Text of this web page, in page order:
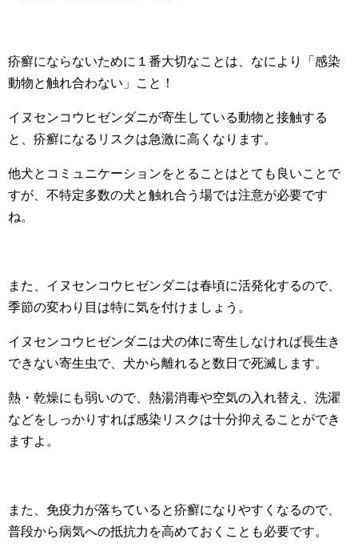
疥癬にならないために１番大切なことは、なにより「感染
動物と触れ合わない」こと！
イヌセンコウヒゼンダニが寄生している動物と接触する
と、疥癬になるリスクは急激に高くなります。
他犬とコミュニケーションをとることはとても良いことで
すが、不特定多数の犬と触れ合う場では注意が必要です
ね。
また、イヌセンコウヒゼンダニは春頃に活発化するので、
季節の変わり目は特に気を付けましょう。
イヌセンコウヒゼンダニは犬の体に寄生しなければ長生き
できない寄生虫で、犬から離れると数日で死滅します。
熱・乾燥にも弱いので、熱湯消毒や空気の入れ替え、洗濯
などをしっかりすれば感染リスクは十分抑えることができ
ますよ。
また、免疫力が落ちていると疥癬になりやすくなるので、
普段から病気への抵抗力を高めておくことも必要です。